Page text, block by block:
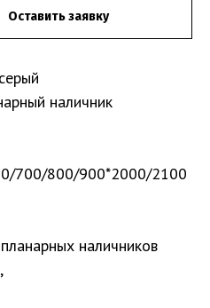
Оставить заявку
наличник
700/800/900*2000/2100
наличников
Е4-120,
дни